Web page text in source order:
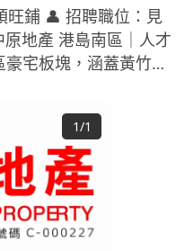
的溝通能力和服務意
供免費考牌培訓及專
熟練使用辦公軟件進
好的團隊合作精神及
根據自身情況選擇、
12:00-21:00）。
鋪 👤 招聘職位：見
宅板塊，涵蓋黃竹
入我哋。 🎁團隊
、精英獎，做得幾多
行：
地監局牌照考試課
流程，資深前輩一對
1/1